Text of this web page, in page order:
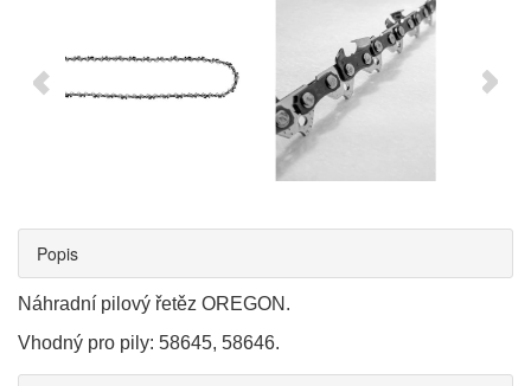
Popis
Náhradní pilový řetěz OREGON.
Vhodný pro pily: 58645, 58646.